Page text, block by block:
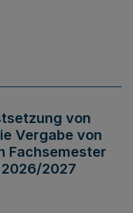
von
Vergabe von
Fachsemester
2027